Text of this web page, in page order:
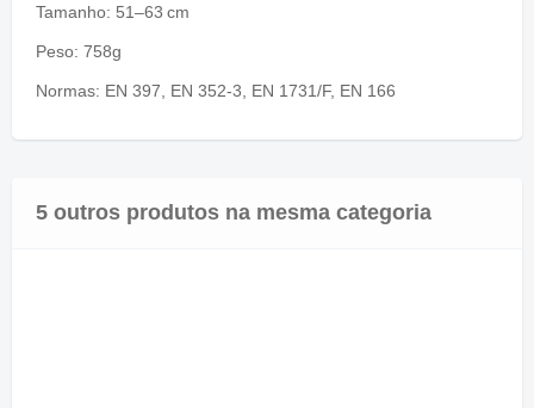
Tamanho: 51–63 cm
Peso: 758g
Normas: EN 397, EN 352-3, EN 1731/F, EN 166
5 outros produtos na mesma categoria